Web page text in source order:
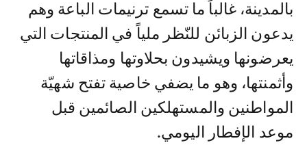
بالمدينة، غالباً ما تسمع ترنيمات الباعة وهم
يدعون الزبائن للنّظر ملياً في المنتجات التي
يعرضونها ويشيدون بحلاوتها ومذاقاتها
وأثمنتها، وهو ما يضفي خاصية تفتح شهيّة
المواطنين والمستهلكين الصائمين قبل
موعد الإفطار اليومي.